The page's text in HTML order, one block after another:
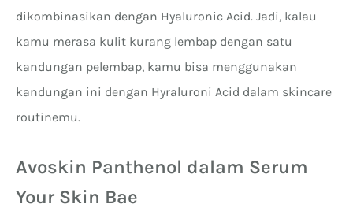
dikombinasikan dengan Hyaluronic Acid. Jadi, kalau
kamu merasa kulit kurang lembap dengan satu
kandungan pelembap, kamu bisa menggunakan
kandungan ini dengan Hyraluroni Acid dalam skincare
routinemu.
Avoskin Panthenol dalam Serum
Your Skin Bae